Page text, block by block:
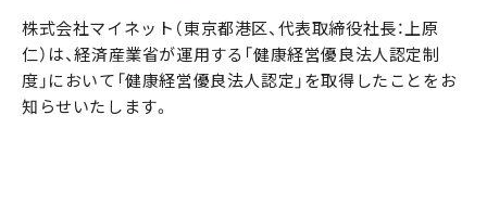
株式会社マイネット（東京都港区、代表取締役社長：上原
仁）は、経済産業省が運用する「健康経営優良法人認定制
度」において「健康経営優良法人認定」を取得したことをお
知らせいたします。